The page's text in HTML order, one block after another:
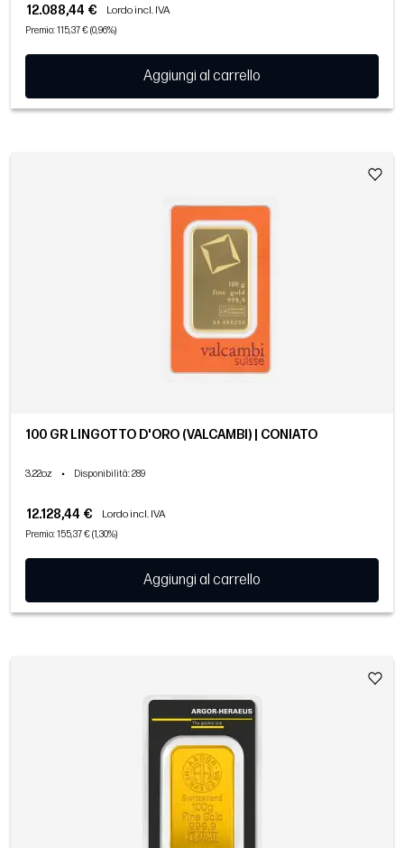
12.088,44 € Lordo incl. IVA
Premio: 115,37 € (0,96%)
Aggiungi al carrello
100 GR LINGOTTO D'ORO (VALCAMBI) | CONIATO
3.22oz • Disponibilità: 289
12.128,44 € Lordo incl. IVA
Premio: 155,37 € (1,30%)
Aggiungi al carrello